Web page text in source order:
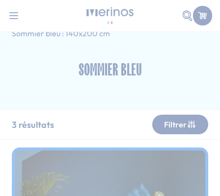
Faire
Accueil
Sommier bleu
Sommier bleu : 140x200 cm
SOMMIER BLEU
3 résultats Filtrer